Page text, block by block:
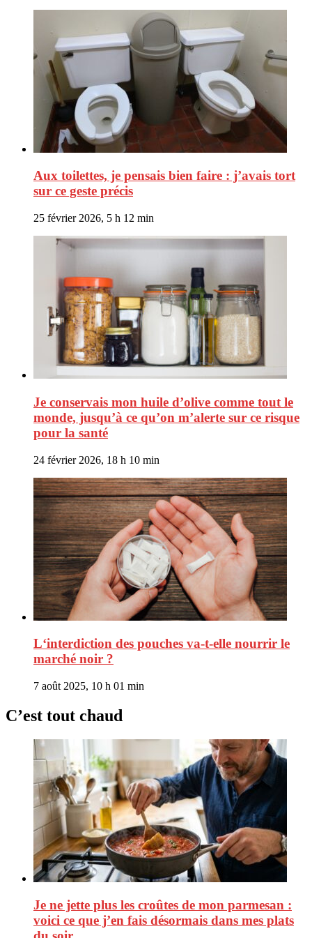
Aux toilettes, je pensais bien faire : j’avais tort
sur ce geste précis
25 février 2026, 5 h 12 min
Je conservais mon huile d’olive comme tout le
monde, jusqu’à ce qu’on m’alerte sur ce risque
pour la santé
24 février 2026, 18 h 10 min
L‘interdiction des pouches va-t-elle nourrir le
marché noir ?
7 août 2025, 10 h 01 min
C’est tout chaud
Je ne jette plus les croûtes de mon parmesan :
voici ce que j’en fais désormais dans mes plats